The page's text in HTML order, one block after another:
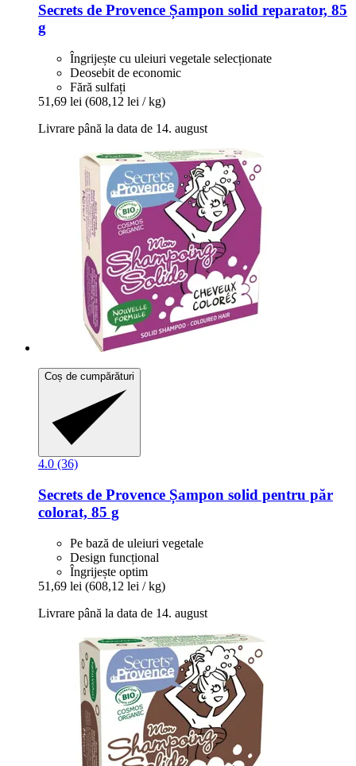
Secrets de Provence Șampon solid reparator, 85
g
Îngrijește cu uleiuri vegetale selecționate
Deosebit de economic
Fără sulfați
51,69 lei (608,12 lei / kg)
Livrare până la data de 14. august
Coș de cumpărături
4.0 (36)
Secrets de Provence Șampon solid pentru păr
colorat, 85 g
Pe bază de uleiuri vegetale
Design funcțional
Îngrijește optim
51,69 lei (608,12 lei / kg)
Livrare până la data de 14. august